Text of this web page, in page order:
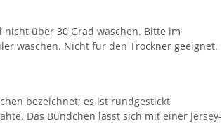
über 30 Grad waschen. Bitte im
waschen. Nicht für den Trockner geeignet.
bezeichnet; es ist rundgestickt
Das Bündchen lässt sich mit einer Jersey-